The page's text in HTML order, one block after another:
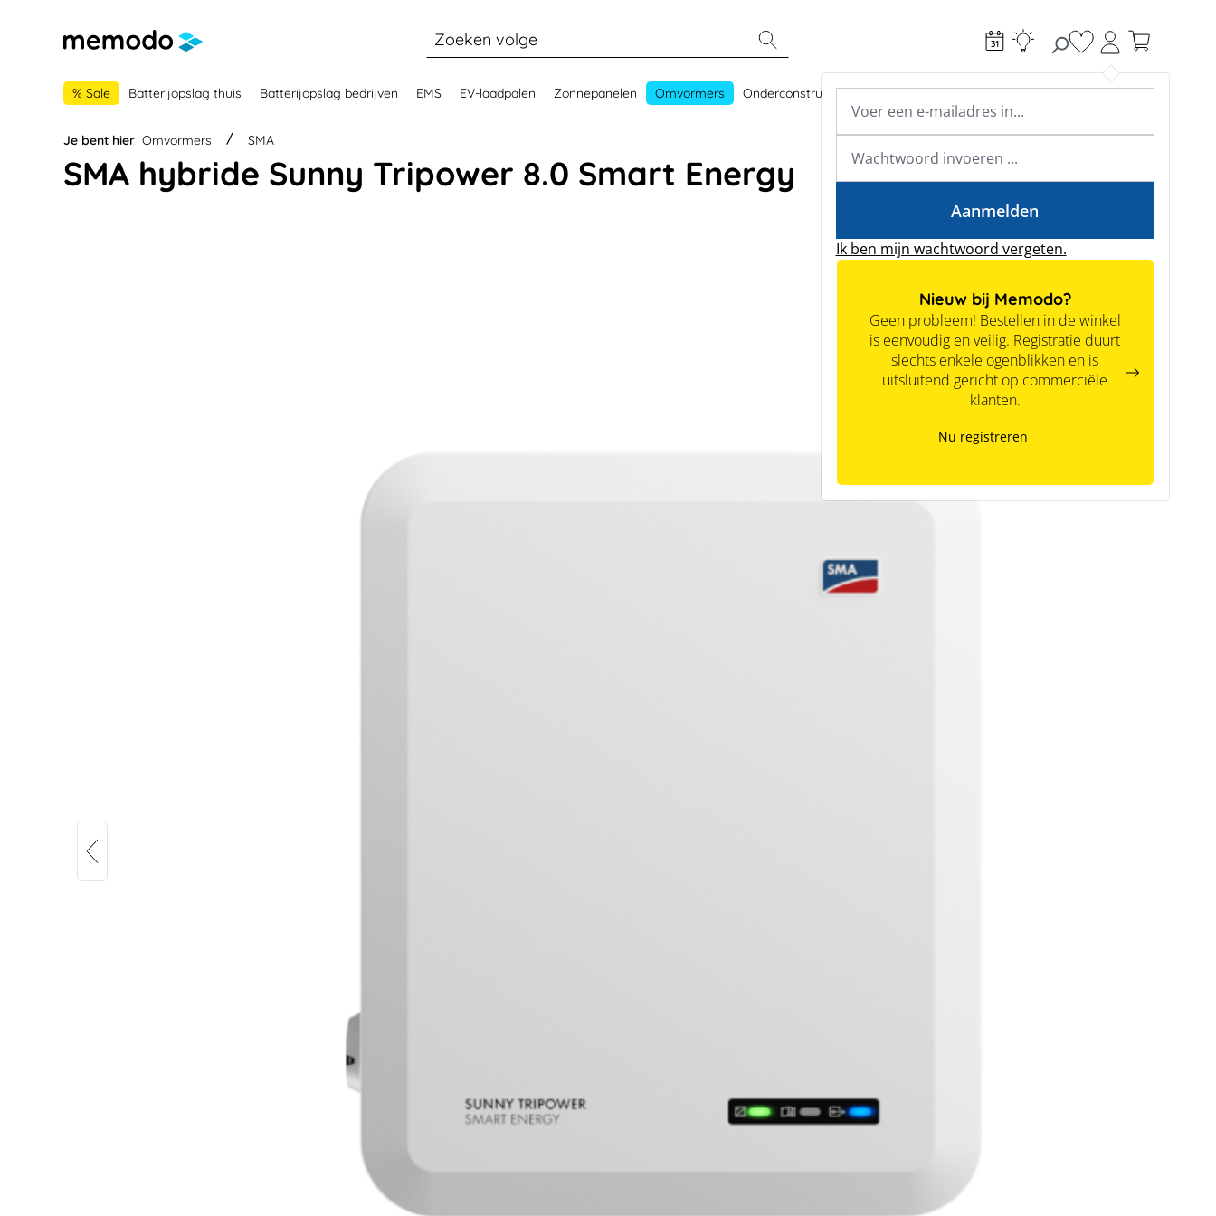
Academy & webinars
Expertkennis
Tools
Je hebt 0 items op
Ik ben mijn wachtwoord vergeten.
Aanmelden
Nieuw bij Memodo?
Geen probleem! Bestellen in de winkel
is eenvoudig en veilig. Registratie duurt
slechts enkele ogenblikken en is
uitsluitend gericht op commerciële
klanten.
Nu registreren
% Sale Batterijopslag thuis Batterijopslag bedrijven EMS EV-laadpalen Zonnepanelen Omvormers Onderconstructie Toebehoren
Je bent hier Omvormers SMA
SMA hybride Sunny Tripower 8.0 Smart Energy